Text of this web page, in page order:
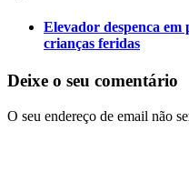
Elevador despenca em
crianças feridas
Deixe o seu comentário
O seu endereço de email não